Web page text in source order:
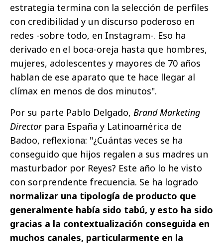
estrategia termina con la selección de perfiles
con credibilidad y un discurso poderoso en
redes -sobre todo, en Instagram-. Eso ha
derivado en el boca-oreja hasta que hombres,
mujeres, adolescentes y mayores de 70 años
hablan de ese aparato que te hace llegar al
clímax en menos de dos minutos".
Por su parte Pablo Delgado, Brand Marketing
Directorpara España y Latinoamérica de
Badoo, reflexiona: "¿Cuántas veces se ha
conseguido que hijos regalen a sus madres un
masturbador por Reyes? Este año lo he visto
con sorprendente frecuencia. Se ha logrado
normalizar una tipología de producto que
generalmente había sido tabú, y esto ha sido
gracias a la contextualización conseguida en
muchos canales, particularmente en la